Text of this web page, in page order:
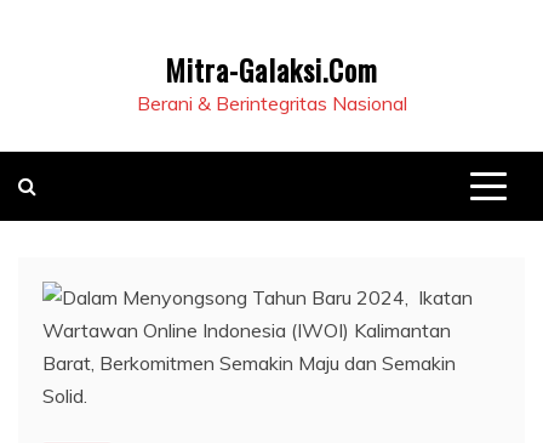
Mitra-Galaksi.Com
Berani & Berintegritas Nasional